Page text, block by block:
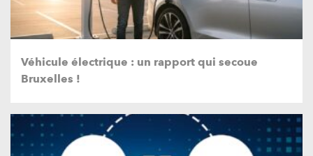
Véhicule électrique : un rapport qui secoue
Bruxelles !